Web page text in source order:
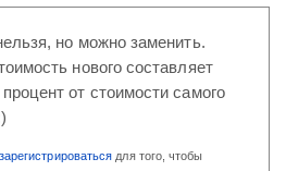
но можно заменить.
нового составляет
от стоимости самого
зарегистрироваться для того, чтобы